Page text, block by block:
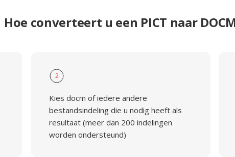
Hoe converteert u een PICT naar
2
Kies docm of iedere andere
bestandsindeling die u nodig heeft als
resultaat (meer dan 200 indelingen
worden ondersteund)